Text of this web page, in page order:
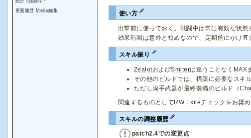
使い方
出撃前に使っておく。戦闘中は常に有効な状態
効果時間は意外と短めなので、定期的にかけ直
スキル振り
ZealotおよびSmiterは迷うことなくMAX
その他のビルドでは、構築に必要なスキ
ただし両手武器が最終装備のビルド（
関連するものとしてRW Exileチェックをお奨め
スキルの調整履歴
patch2.4での変更点
更新履歴 Menu編集